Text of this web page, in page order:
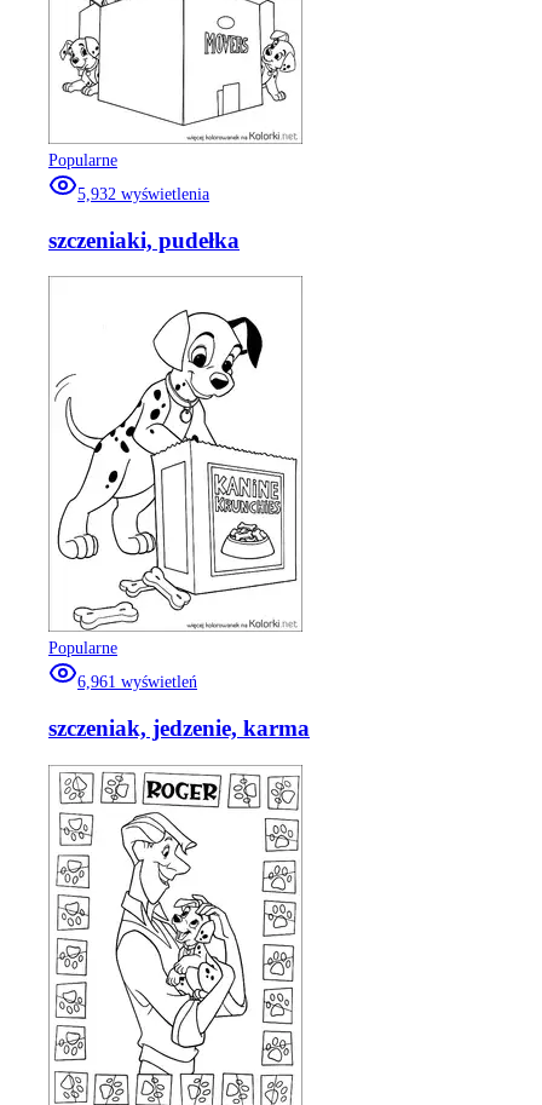
Popularne
5,932 wyświetlenia
szczeniaki, pudełka
Popularne
6,961 wyświetleń
szczeniak, jedzenie, karma